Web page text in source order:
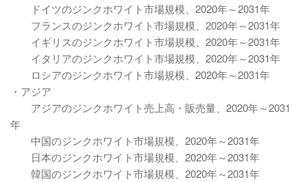
ドイツのジンクホワイト市場規模、2020年～2031年
フランスのジンクホワイト市場規模、2020年～2031年
イギリスのジンクホワイト市場規模、2020年～2031年
イタリアのジンクホワイト市場規模、2020年～2031年
ロシアのジンクホワイト市場規模、2020年～2031年
・アジア
アジアのジンクホワイト売上高・販売量、2020年～2031
年
中国のジンクホワイト市場規模、2020年～2031年
日本のジンクホワイト市場規模、2020年～2031年
韓国のジンクホワイト市場規模、2020年～2031年